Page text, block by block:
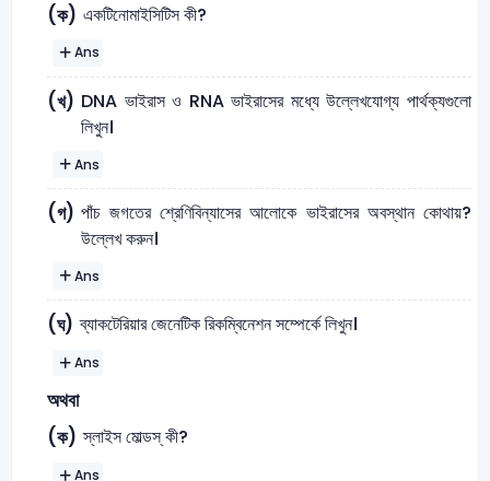
(ক) একটিনোমাইসিটিস কী?
Ans
(খ) DNA ভাইরাস ও RNA ভাইরাসের মধ্যে উল্লেখযোগ্য পার্থক্যগুলো
লিখুন।
Ans
(গ) পাঁচ জগতের শ্রেণিবিন্যাসের আলোকে ভাইরাসের অবস্থান কোথায়?
উল্লেখ করুন।
Ans
(ঘ) ব্যাকটেরিয়ার জেনেটিক রিকম্বিনেশন সম্পের্কে লিখুন।
Ans
অথবা
(ক) স্লাইস মোল্ডস্ কী?
Ans